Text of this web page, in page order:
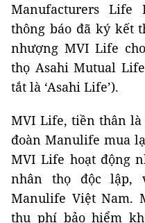
Manufacturers Life
thông báo đã ký kết
nhượng MVI Life
thọ Asahi Mutual
tắt là ‘Asahi Life’).
MVI Life, tiền thân là
đoàn Manulife mua
MVI Life hoạt động
nhân thọ độc lập,
Manulife Việt Nam.
thu phí bảo hiểm